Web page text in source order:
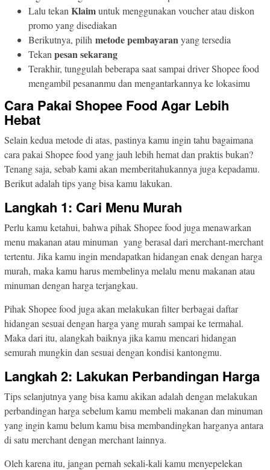
Lalu tekan Klaimuntuk menggunakan voucher atau diskon
promo yang disediakan
Berikutnya, pilih metode pembayaranyang tersedia
Tekan pesan sekarang
Terakhir, tunggulah beberapa saat sampai driver Shopee food
mengambil pesananmu dan mengantarkannya ke lokasimu
Cara Pakai Shopee Food Agar Lebih
Hebat
Selain kedua metode di atas, pastinya kamu ingin tahu bagaimana
cara pakai Shopee food yang jauh lebih hemat dan praktis bukan?
Tenang saja, sebab kami akan memberitahukannya juga kepadamu.
Berikut adalah tips yang bisa kamu lakukan.
Langkah 1: Cari Menu Murah
Perlu kamu ketahui, bahwa pihak Shopee food juga menawarkan
menu makanan atau minuman yang berasal dari merchant-merchant
tertentu. Jika kamu ingin mendapatkan hidangan enak dengan harga
murah, maka kamu harus membelinya melalu menu makanan atau
minuman dengan harga terjangkau.
Pihak Shopee food juga akan melakukan filter berbagai daftar
hidangan sesuai dengan harga yang murah sampai ke termahal.
Maka dari itu, alangkah baiknya jika kamu mencari hidangan
semurah mungkin dan sesuai dengan kondisi kantongmu.
Langkah 2: Lakukan Perbandingan Harga
Tips selanjutnya yang bisa kamu akikan adalah dengan melakukan
perbandingan harga sebelum kamu membeli makanan dan minuman
yang ingin kamu belum kamu bisa membandingkan harganya antara
di satu merchant dengan merchant lainnya.
Oleh karena itu, jangan pernah sekali-kali kamu menyepelekan